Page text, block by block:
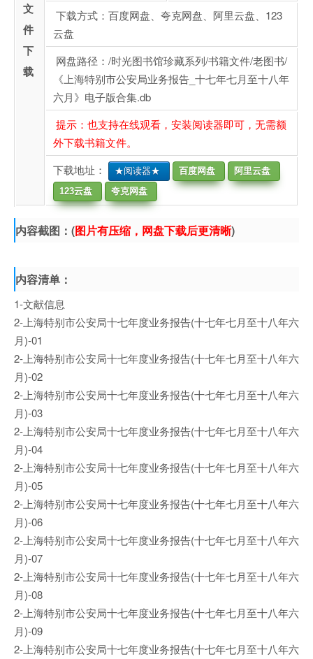
文
件
下
载
下载方式：百度网盘、夸克网盘、阿里云盘、123
云盘
网盘路径：/时光图书馆珍藏系列/书籍文件/老图书/
《上海特别市公安局业务报告_十七年七月至十八年
六月》电子版合集.db
提示：也支持在线观看，安装阅读器即可，无需额
外下载书籍文件。
下载地址：
★阅读器★ 百度网盘
阿里云盘
123云盘
夸克网盘
内容截图：(图片有压缩，网盘下载后更清晰)
内容清单：
1-文献信息
2-上海特别市公安局十七年度业务报告(十七年七月至十八年六
月)-01
2-上海特别市公安局十七年度业务报告(十七年七月至十八年六
月)-02
2-上海特别市公安局十七年度业务报告(十七年七月至十八年六
月)-03
2-上海特别市公安局十七年度业务报告(十七年七月至十八年六
月)-04
2-上海特别市公安局十七年度业务报告(十七年七月至十八年六
月)-05
2-上海特别市公安局十七年度业务报告(十七年七月至十八年六
月)-06
2-上海特别市公安局十七年度业务报告(十七年七月至十八年六
月)-07
2-上海特别市公安局十七年度业务报告(十七年七月至十八年六
月)-08
2-上海特别市公安局十七年度业务报告(十七年七月至十八年六
月)-09
2-上海特别市公安局十七年度业务报告(十七年七月至十八年六